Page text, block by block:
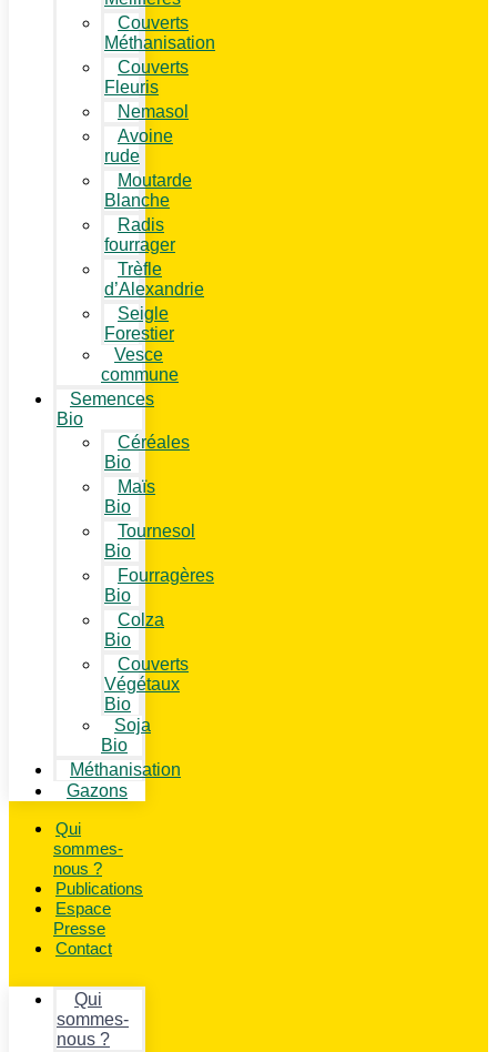
Couverts
Méthanisation
Couverts
Fleuris
Nemasol
Avoine
rude
Moutarde
Blanche
Radis
fourrager
Trèfle
d’Alexandrie
Seigle
Forestier
Vesce
commune
Semences
Bio
Céréales
Bio
Maïs
Bio
Tournesol
Bio
Fourragères
Bio
Colza
Bio
Couverts
Végétaux
Bio
Soja
Bio
Méthanisation
Gazons
Qui
sommes-
nous ?
Publications
Espace
Presse
Contact
Qui
sommes-
nous ?